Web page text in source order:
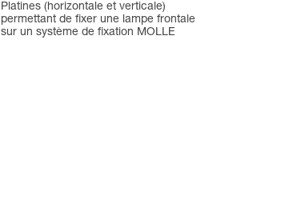
Platines (horizontale et verticale)
permettant de fixer une lampe frontale
sur un système de fixation MOLLE